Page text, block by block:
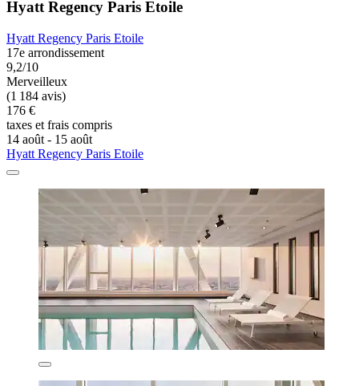
Hyatt Regency Paris Etoile
Hyatt Regency Paris Etoile
17e arrondissement
9,2/10
Merveilleux
(1 184 avis)
176 €
taxes et frais compris
14 août - 15 août
Hyatt Regency Paris Etoile